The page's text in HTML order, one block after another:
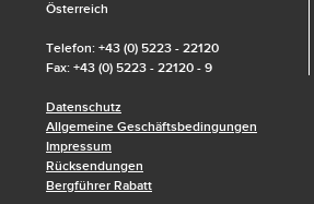
Österreich
Telefon: +43 (0) 5223 - 22120
Fax: +43 (0) 5223 - 22120 - 9
Datenschutz
Allgemeine Geschäftsbedingungen
Impressum
Rücksendungen
Bergführer Rabatt